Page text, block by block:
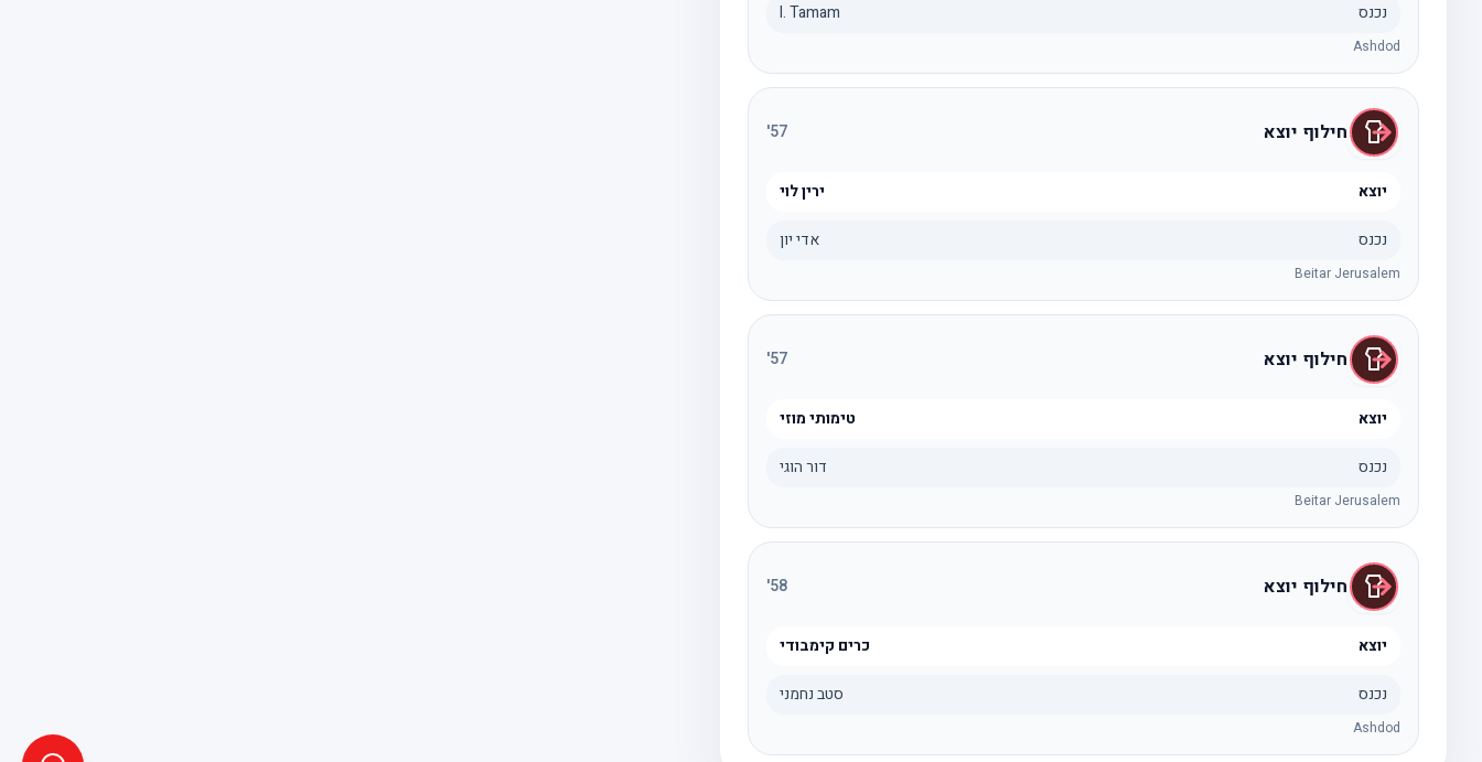
נכנס I. Tamam
Ashdod
חילוף יוצא 57
'
יוצא ירין לוי
נכנס אדי יון
Beitar Jerusalem
חילוף יוצא 57
'
יוצא טימותי מוזי
נכנס דור הוגי
Beitar Jerusalem
חילוף יוצא 58
'
יוצא כרים קימבודי
נכנס סטב נחמני
Ashdod